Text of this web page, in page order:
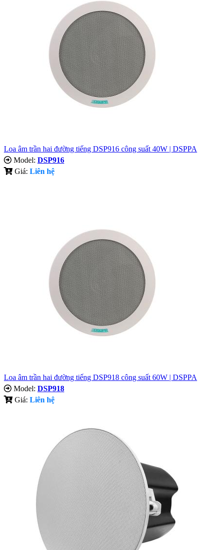
Loa âm trần hai đường tiếng DSP916 công suất 40W | DSPPA
Model: DSP916
Giá: Liên hệ
Loa âm trần hai đường tiếng DSP918 công suất 60W | DSPPA
Model: DSP918
Giá: Liên hệ